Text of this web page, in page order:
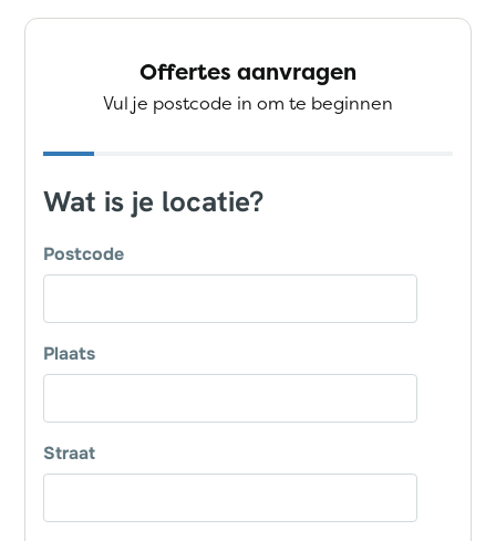
Offertes aanvragen
Vul je postcode in om te beginnen